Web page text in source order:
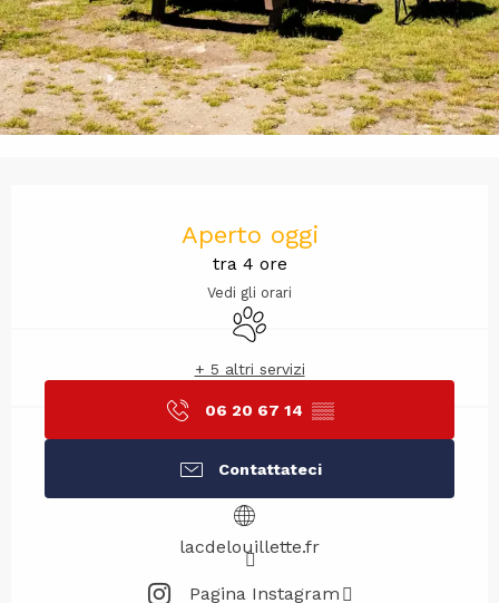
Aperto oggi
tra 4 ore
Vedi gli orari
Animali ammessi
+ 5 altri servizi
06 20 67 14 ▒▒
Contattateci
lacdelouillette.fr
Pagina Instagram